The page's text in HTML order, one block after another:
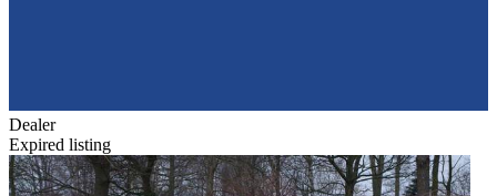
Dealer
Expired listing